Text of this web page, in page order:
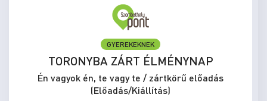
GYEREKEKNEK
TORONYBA ZÁRT ÉLMÉNYNAP
Én vagyok én, te vagy te / zártkörű előadás
(Előadás/Kiállítás)